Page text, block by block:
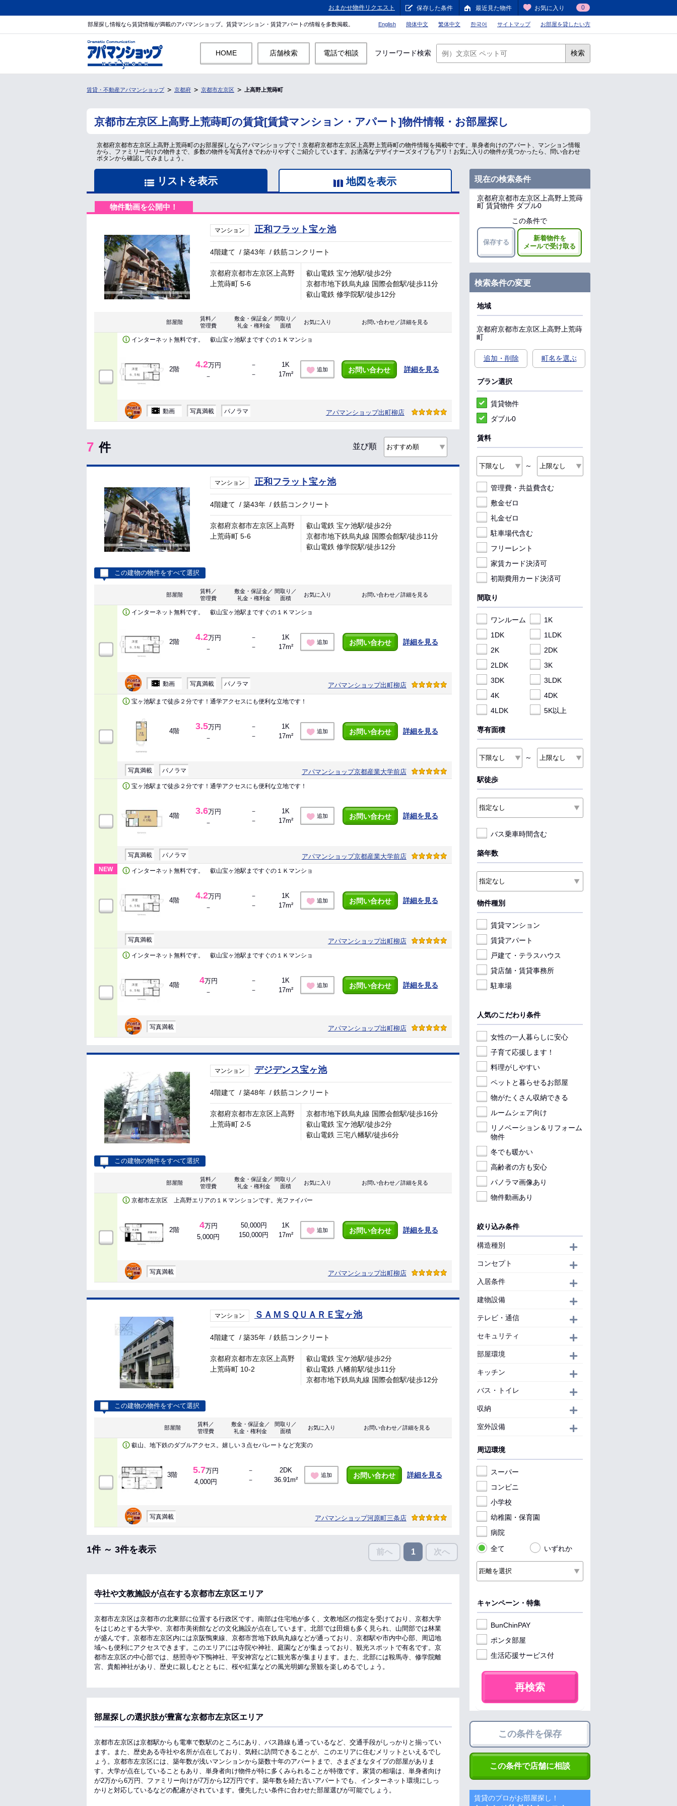
おまかせ物件リクエスト 保存した条件 最近見た物件 お気に入り 0
部屋探し情報なら賃貸情報が満載のアパマンショップ。賃貸マンション・賃貸アパートの情報を多数掲載。 English 簡体中文 繁体中文 한국어 サイトマップ お部屋を貸したい方
HOME 店舗検索 電話で相談 フリーワード検索 検索
賃貸・不動産アパマンショップ 京都府 京都市左京区 上高野上荒蒔町
京都市左京区上高野上荒蒔町の賃貸[賃貸マンション・アパート]物件情報・お部屋探し
京都府京都市左京区上高野上荒蒔町のお部屋探しならアパマンショップで！京都府京都市左京区上高野上荒蒔町の物件情報を掲載中です。単身者向けのアパート、マンション情報
から、ファミリー向けの物件まで、多数の物件を写真付きでわかりやすくご紹介しています。お洒落なデザイナーズタイプもアリ！お気に入りの物件が見つかったら、問い合わせ
ボタンから確認してみましょう。
リストを表示 地図を表示
物件動画を公開中！
マンション 正和フラット宝ヶ池
4階建て /築43年 /鉄筋コンクリート
京都府京都市左京区上高野
上荒蒔町 5-6
叡山電鉄 宝ケ池駅/徒歩2分
京都市地下鉄烏丸線 国際会館駅/徒歩11分
叡山電鉄 修学院駅/徒歩12分
部屋階
賃料／
管理費
敷金・保証金／
礼金・権利金
間取り／
面積
お気に入り お問い合わせ／詳細を見る
インターネット無料です。 叡山宝ヶ池駅まですぐの１Ｋマンショ
2階 4.2万円
－
－
－
1K
17m²
追加 お問い合わせ 詳細を見る
動画 写真満載 パノラマ アパマンショップ出町柳店
7 件 並び順
マンション 正和フラット宝ヶ池
4階建て /築43年 /鉄筋コンクリート
京都府京都市左京区上高野
上荒蒔町 5-6
叡山電鉄 宝ケ池駅/徒歩2分
京都市地下鉄烏丸線 国際会館駅/徒歩11分
叡山電鉄 修学院駅/徒歩12分
この建物の物件をすべて選択
部屋階
賃料／
管理費
敷金・保証金／
礼金・権利金
間取り／
面積
お気に入り お問い合わせ／詳細を見る
インターネット無料です。 叡山宝ヶ池駅まですぐの１Ｋマンショ
2階 4.2万円
－
－
－
1K
17m²
追加 お問い合わせ 詳細を見る
動画 写真満載 パノラマ アパマンショップ出町柳店
宝ヶ池駅まで徒歩２分です！通学アクセスにも便利な立地です！
4階 3.5万円
－
－
－
1K
17m²
追加 お問い合わせ 詳細を見る
写真満載 パノラマ アパマンショップ京都産業大学前店
宝ヶ池駅まで徒歩２分です！通学アクセスにも便利な立地です！
4階 3.6万円
－
－
－
1K
17m²
追加 お問い合わせ 詳細を見る
写真満載 パノラマ アパマンショップ京都産業大学前店
NEW インターネット無料です。 叡山宝ヶ池駅まですぐの１Ｋマンショ
4階 4.2万円
－
－
－
1K
17m²
追加 お問い合わせ 詳細を見る
写真満載 アパマンショップ出町柳店
インターネット無料です。 叡山宝ヶ池駅まですぐの１Ｋマンショ
4階 4万円
－
－
－
1K
17m²
追加 お問い合わせ 詳細を見る
写真満載 アパマンショップ出町柳店
マンション デジデンス宝ヶ池
4階建て /築48年 /鉄筋コンクリート
京都府京都市左京区上高野
上荒蒔町 2-5
京都市地下鉄烏丸線 国際会館駅/徒歩16分
叡山電鉄 宝ケ池駅/徒歩2分
叡山電鉄 三宅八幡駅/徒歩6分
この建物の物件をすべて選択
部屋階
賃料／
管理費
敷金・保証金／
礼金・権利金
間取り／
面積
お気に入り お問い合わせ／詳細を見る
京都市左京区 上高野エリアの１Ｋマンションです。光ファイバー
2階 4万円
5,000円
50,000円
150,000円
1K
17m²
追加 お問い合わせ 詳細を見る
写真満載 アパマンショップ出町柳店
マンション ＳＡＭＳＱＵＡＲＥ宝ヶ池
4階建て /築35年 /鉄筋コンクリート
京都府京都市左京区上高野
上荒蒔町 10-2
叡山電鉄 宝ケ池駅/徒歩2分
叡山電鉄 八幡前駅/徒歩11分
京都市地下鉄烏丸線 国際会館駅/徒歩12分
この建物の物件をすべて選択
部屋階
賃料／
管理費
敷金・保証金／
礼金・権利金
間取り／
面積
お気に入り お問い合わせ／詳細を見る
叡山、地下鉄のダブルアクセス。嬉しい３点セパレートなど充実の
3階 5.7万円
4,000円
－
－
2DK
36.91m²
追加 お問い合わせ 詳細を見る
写真満載 アパマンショップ河原町三条店
1件 ～ 3件を表示 前へ 1 次へ
寺社や文教施設が点在する京都市左京区エリア
京都市左京区は京都市の北東部に位置する行政区です。南部は住宅地が多く、文教地区の指定を受けており、京都大学
をはじめとする大学や、京都市美術館などの文化施設が点在しています。北部では田畑も多く見られ、山間部では林業
が盛んです。京都市左京区内には京阪鴨東線、京都市営地下鉄烏丸線などが通っており、京都駅や市内中心部、周辺地
域へも便利にアクセスできます。このエリアには寺院や神社、庭園などが集まっており、観光スポットで有名です。京
都市左京区の中心部では、慈照寺や下鴨神社、平安神宮などに観光客が集まります。また、北部には鞍馬寺、修学院離
宮、貴船神社があり、歴史に親しむとともに、桜や紅葉などの風光明媚な景観を楽しめるでしょう。
部屋探しの選択肢が豊富な京都市左京区エリア
京都市左京区は京都駅からも電車で数駅のところにあり、バス路線も通っているなど、交通手段がしっかりと揃ってい
ます。また、歴史ある寺社や名所が点在しており、気軽に訪問できることが、このエリアに住むメリットといえるでし
ょう。京都市左京区には、築年数が浅いマンションから築数十年のアパートまで、さまざまなタイプの部屋がありま
す。大学が点在していることもあり、単身者向け物件が特に多くみられることが特徴です。家賃の相場は、単身者向け
が2万から6万円、ファミリー向けが7万から12万円です。築年数を経た古いアパートでも、インターネット環境にしっ
かりと対応しているなどの配慮がされています。優先したい条件に合わせた部屋選びが可能でしょう。
現在の検索条件
京都府京都市左京区上高野上荒蒔
町 賃貸物件 ダブル0
この条件で
保存する
新着物件を
メールで受け取る
検索条件の変更
地域
京都府京都市左京区 上高野上荒蒔
町
追加・削除 町名を選ぶ
プラン選択
賃貸物件
ダブル0
賃料
～
管理費・共益費含む
敷金ゼロ
礼金ゼロ
駐車場代含む
フリーレント
家賃カード決済可
初期費用カード決済可
間取り
ワンルーム
1K
1DK
1LDK
2K
2DK
2LDK
3K
3DK
3LDK
4K
4DK
4LDK
5K以上
専有面積
～
駅徒歩
バス乗車時間含む
築年数
物件種別
賃貸マンション
賃貸アパート
戸建て・テラスハウス
貸店舗・賃貸事務所
駐車場
人気のこだわり条件
女性の一人暮らしに安心
子育て応援します！
料理がしやすい
ペットと暮らせるお部屋
物がたくさん収納できる
ルームシェア向け
リノベーション＆リフォーム
物件
冬でも暖かい
高齢者の方も安心
パノラマ画像あり
物件動画あり
絞り込み条件
構造種別
コンセプト
入居条件
建物設備
テレビ・通信
セキュリティ
部屋環境
キッチン
バス・トイレ
収納
室外設備
周辺環境
スーパー
コンビニ
小学校
幼稚園・保育園
病院
全て
いずれか
キャンペーン・特集
BunChinPAY
ポンタ部屋
生活応援サービス付
再検索
この条件を保存
この条件で店舗に相談
賃貸のプロがお部屋探し！